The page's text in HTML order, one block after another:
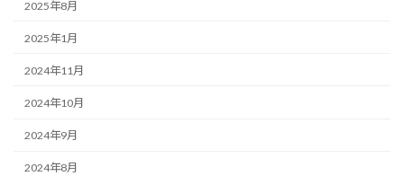
2025年8月
2025年1月
2024年11月
2024年10月
2024年9月
2024年8月